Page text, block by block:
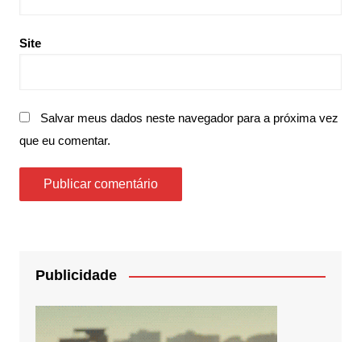
Site
Salvar meus dados neste navegador para a próxima vez
que eu comentar.
Publicidade